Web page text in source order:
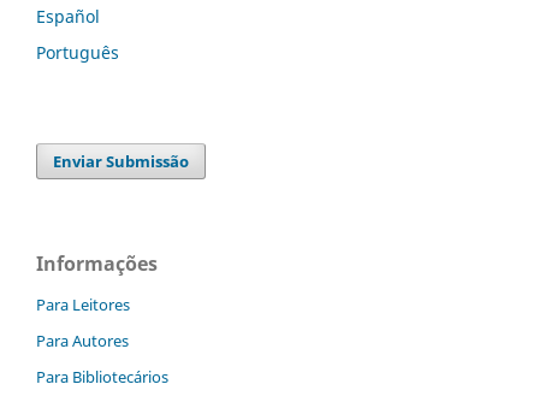
Español
Português
Enviar Submissão
Informações
Para Leitores
Para Autores
Para Bibliotecários